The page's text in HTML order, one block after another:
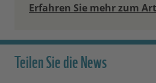
Erfahren Sie mehr zum
Teilen Sie die News